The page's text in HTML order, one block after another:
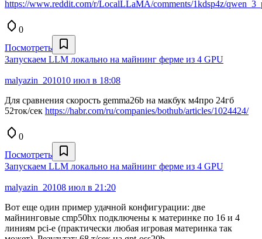
https://www.reddit.com/r/LocalLLaMA/comments/1kdsp4z/
0
Посмотреть
Запускаем LLM локально на майнинг ферме из 4 GPU
malyazin_201010 июл в 18:08
Для сравнения скорость gemma26b на макбук м4про 24гб
52ток/сек https://habr.com/ru/companies/bothub/articles/1024424/
0
Посмотреть
Запускаем LLM локально на майнинг ферме из 4 GPU
malyazin_20108 июл в 21:20
Вот еще один пример удачной конфигурации: две
майнинговые cmp50hx подключены к материнке по 16 и 4
линиям pci-e (практически любая игровая материнка так